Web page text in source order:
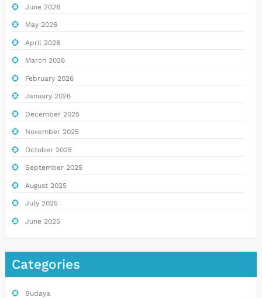
June 2026
May 2026
April 2026
March 2026
February 2026
January 2026
December 2025
November 2025
October 2025
September 2025
August 2025
July 2025
June 2025
Categories
Budaya